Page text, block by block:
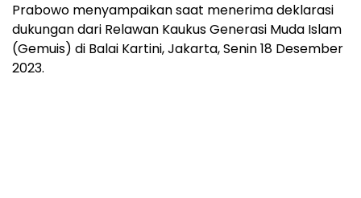
Prabowo menyampaikan saat menerima deklarasi
dukungan dari Relawan Kaukus Generasi Muda Islam
(Gemuis) di Balai Kartini, Jakarta, Senin 18 Desember
2023.